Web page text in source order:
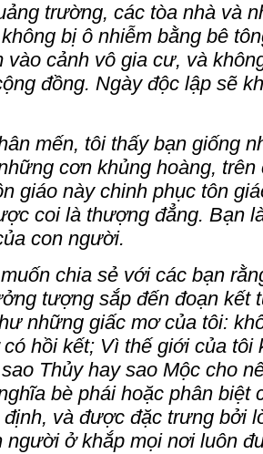
trường, các tòa nhà và
bị ô nhiễm bằng bê
vào cảnh vô gia cư, và
đồng. Ngày độc lập sẽ
mến, tôi thấy bạn giống
cơn khủng hoàng,
giáo này chinh phục tôn
coi là thượng đẳng. Bạn
con người.
chia sẻ với các bạn
tượng sắp đến đoạn kết
những giấc mơ của tôi:
hồi kết; Vì thế giới của tôi
Thủy hay sao Mộc cho
bè phái hoặc phân biệt
và được đặc trưng bởi
người ở khắp mọi nơi luôn